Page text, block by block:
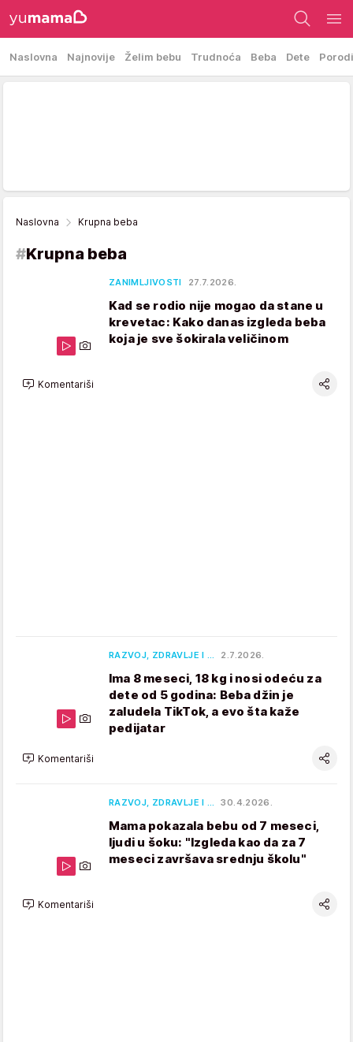
Naslovna Najnovije Želim bebu Trudnoća Beba Dete
Naslovna Krupna beba
#Krupna beba
ZANIMLJIVOSTI 27.7.2026.
Kad se rodio nije mogao da stane u
krevetac: Kako danas izgleda beba
koja je sve šokirala veličinom
Komentariši
RAZVOJ, ZDRAVLJE I … 2.7.2026.
Ima 8 meseci, 18 kg i nosi odeću za
dete od 5 godina: Beba džin je
zaludela TikTok, a evo šta kaže
pedijatar
Komentariši
RAZVOJ, ZDRAVLJE I … 30.4.2026.
Mama pokazala bebu od 7 meseci,
ljudi u šoku: "Izgleda kao da za 7
meseci završava srednju školu"
Komentariši